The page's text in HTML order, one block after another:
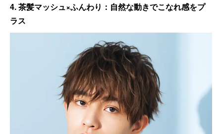
4. 茶髪マッシュ×ふんわり：自然な動きでこなれ感をプ
ラス